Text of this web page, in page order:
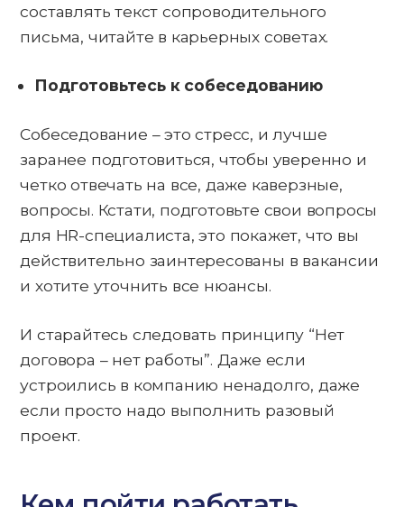
составлять текст сопроводительного
письма, читайте в карьерных советах.
Подготовьтесь к собеседованию
Собеседование – это стресс, и лучше
заранее подготовиться, чтобы уверенно и
четко отвечать на все, даже каверзные,
вопросы. Кстати, подготовьте свои вопросы
для HR-специалиста, это покажет, что вы
действительно заинтересованы в вакансии
и хотите уточнить все нюансы.
И старайтесь следовать принципу “Нет
договора – нет работы”. Даже если
устроились в компанию ненадолго, даже
если просто надо выполнить разовый
проект.